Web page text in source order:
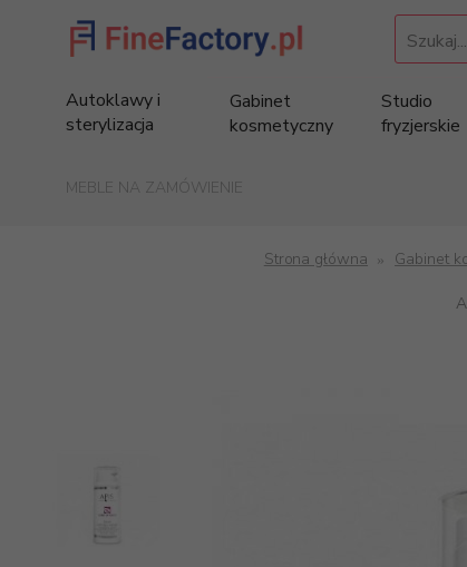
Szukaj...
Autoklawy i
sterylizacja
Gabinet
kosmetyczny
Studio
fryzjerskie
MEBLE NA ZAMÓWIENIE
Strona główna Gabinet